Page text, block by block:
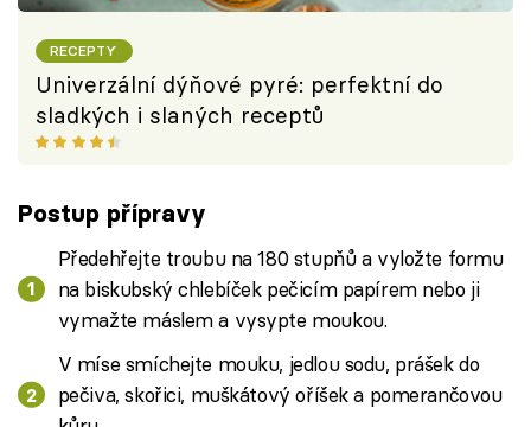
RECEPTY
Univerzální dýňové pyré: perfektní do
sladkých i slaných receptů
Postup přípravy
Předehřejte troubu na 180 stupňů a vyložte formu
na biskubský chlebíček pečicím papírem nebo ji
vymažte máslem a vysypte moukou.
V míse smíchejte mouku, jedlou sodu, prášek do
pečiva, skořici, muškátový oříšek a pomerančovou